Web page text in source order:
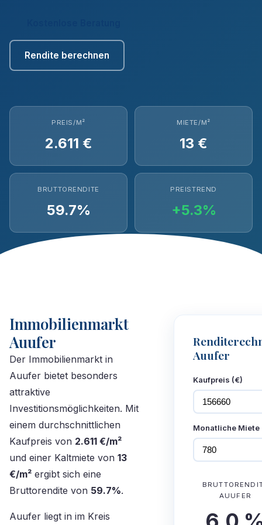
Rendite berechnen
PREIS/M²
2.611 €
MIETE/M²
13 €
BRUTTORENDITE
59.7%
PREISTREND
+5.3%
Immobilienmarkt
Auufer
Der Immobilienmarkt in
Auufer bietet besonders
attraktive
Investitionsmöglichkeiten. Mit
einem durchschnittlichen
Kaufpreis von 2.611 €/m²
und einer Kaltmiete von 13
€/m² ergibt sich eine
Bruttorendite von 59.7%.
Auufer liegt in im Kreis
Auufer
Kaufpreis (€)
Monatliche Miete
AUUFER